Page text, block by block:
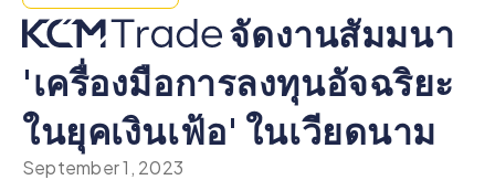
จัดงานสัมมนา
'เครื่องมือการลงทุนอัจฉริยะ
ในยุคเงินเฟ้อ' ในเวียดนาม
September 1, 2023